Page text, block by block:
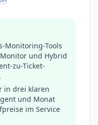
Monitoring-Tools
und Hybrid
zu-Ticket-
in drei klaren
und Monat
im Service